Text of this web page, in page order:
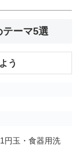
ーマ5選
う
円玉・食器用洗